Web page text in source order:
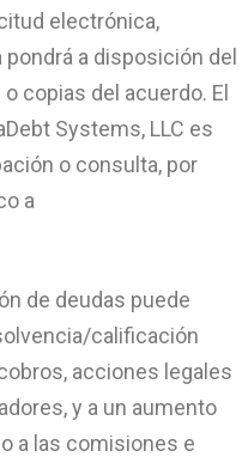
electrónica,
a disposición del
copias del acuerdo. El
Systems, LLC es
o consulta, por
a
de deudas puede
calificación
acciones legales
y a un aumento
a las comisiones e